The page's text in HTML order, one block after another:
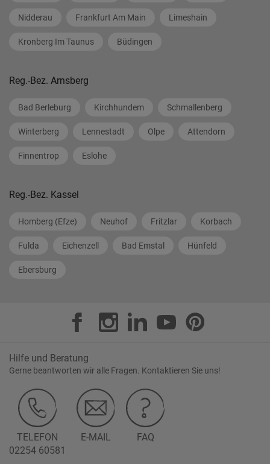
Nidderau Frankfurt Am Main Limeshain
Kronberg Im Taunus Büdingen
Reg.-Bez. Arnsberg
Bad Berleburg Kirchhundem Schmallenberg
Winterberg Lennestadt Olpe Attendorn
Finnentrop Eslohe
Reg.-Bez. Kassel
Homberg (Efze) Neuhof Fritzlar Korbach
Fulda Eichenzell Bad Emstal Hünfeld
Ebersburg
Hilfe und Beratung
Gerne beantworten wir alle Fragen. Kontaktieren Sie uns!
TELEFON
02254 60581
E-MAIL FAQ